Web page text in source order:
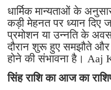
धार्मिक मान्यताओं के
कड़ी मेहनत पर ध्यान दिए
प्रमोशन या उन्नति के
दौरान शुरू हुए समझौते
होने की संभावना है। Aaj
सिंह राशि का आज का